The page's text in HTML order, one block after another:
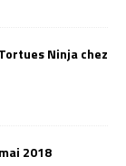
Ninja chez
2018